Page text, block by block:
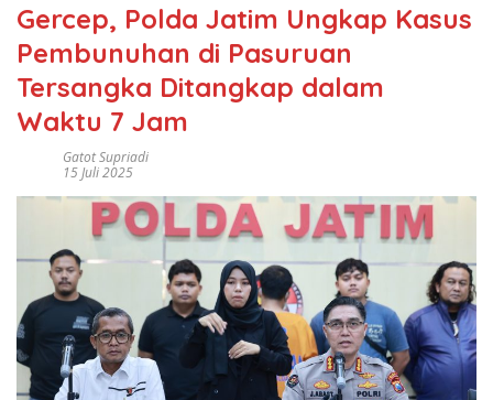
Gercep, Polda Jatim Ungkap Kasus
Pembunuhan di Pasuruan
Tersangka Ditangkap dalam
Waktu 7 Jam
Gatot Supriadi
15 Juli 2025